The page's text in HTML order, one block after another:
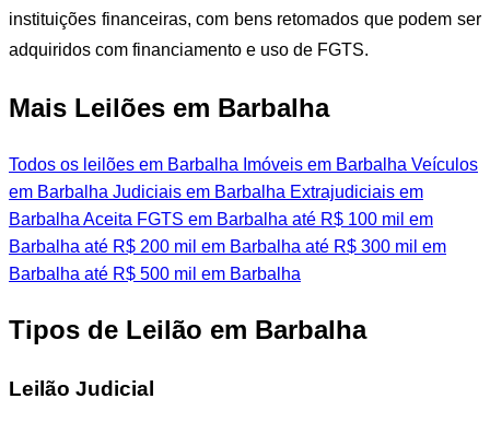
instituições financeiras, com bens retomados que podem ser
adquiridos com financiamento e uso de FGTS.
Mais Leilões em Barbalha
Todos os leilões em Barbalha Imóveis em Barbalha Veículos
em Barbalha Judiciais em Barbalha Extrajudiciais em
Barbalha Aceita FGTS em Barbalha até R$ 100 mil em
Barbalha até R$ 200 mil em Barbalha até R$ 300 mil em
Barbalha até R$ 500 mil em Barbalha
Tipos de Leilão em Barbalha
Leilão Judicial